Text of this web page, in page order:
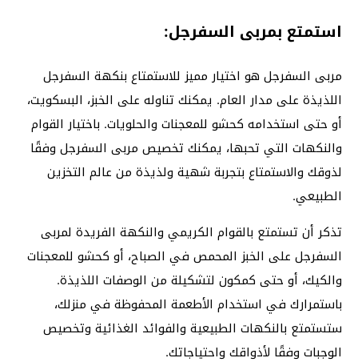
استمتع بمربى السفرجل:
مربى السفرجل هو اختيار مميز للاستمتاع بنكهة السفرجل
اللذيذة على مدار العام. يمكنك تناوله على الخبز، البسكويت،
أو حتى استخدامه كحشو للمعجنات والحلويات. باختيار القوام
والنكهات التي تحبها، يمكنك تخصيص مربى السفرجل وفقًا
لذوقك والاستمتاع بتجربة شهية ولذيذة من عالم التخزين
الطبيعي.
تذكر أن تستمتع بالقوام الكريمي والنكهة الفريدة لمربى
السفرجل على الخبز المحمص في الصباح، أو كحشو للمعجنات
والكيك، أو حتى كمكون لتشكيلة من الوصفات اللذيذة.
باستمرارك في استخدام الأطعمة المحفوظة في منزلك،
ستستمتع بالنكهات الطبيعية والفوائد الغذائية وتخصيص
الوجبات وفقًا لأذواقك واحتياجاتك.